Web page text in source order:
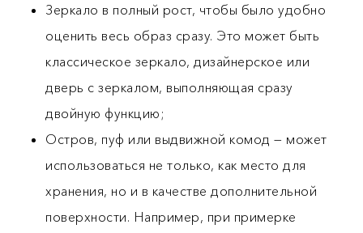
Зеркало в полный рост, чтобы было удобно
оценить весь образ сразу. Это может быть
классическое зеркало, дизайнерское или
дверь с зеркалом, выполняющая сразу
двойную функцию;
Остров, пуф или выдвижной комод — может
использоваться не только, как место для
хранения, но и в качестве дополнительной
поверхности. Например, при примерке